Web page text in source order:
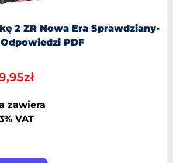
2 ZR Nowa Era Sprawdziany-
Odpowiedzi PDF
zł
zawiera
VAT